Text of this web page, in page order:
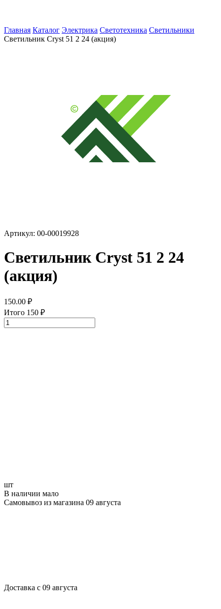
Главная Каталог Электрика Светотехника Светильники
Светильник Cryst 51 2 24 (акция)
Артикул: 00-00019928
Светильник Cryst 51 2 24
(акция)
150.00 ₽
Итого 150 ₽
шт
В наличии мало
Самовывоз из магазина 09 августа
Доставка с 09 августа